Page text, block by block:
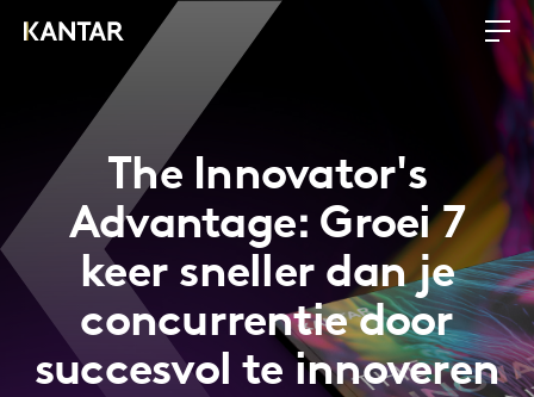
The Innovator's
Advantage: Groei 7
keer sneller dan je
concurrentie door
succesvol te innoveren